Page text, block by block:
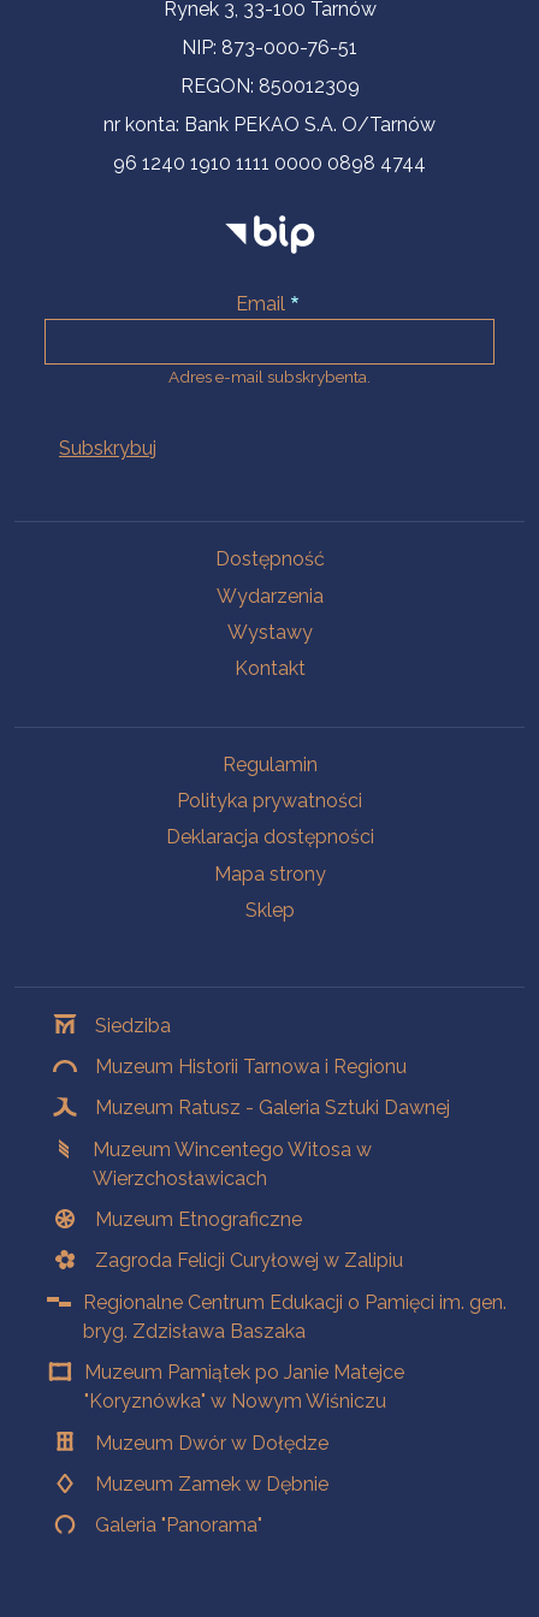
Rynek 3, 33-100 Tarnów
NIP: 873-000-76-51
REGON: 850012309
nr konta: Bank PEKAO S.A. O/Tarnów
96 1240 1910 1111 0000 0898 4744
Email
Adres e-mail subskrybenta.
Dostępność
Wydarzenia
Wystawy
Kontakt
Regulamin
Polityka prywatności
Deklaracja dostępności
Mapa strony
Sklep
Siedziba
Muzeum Historii Tarnowa i Regionu
Muzeum Ratusz - Galeria Sztuki Dawnej
Muzeum Wincentego Witosa w
Wierzchosławicach
Muzeum Etnograficzne
Zagroda Felicji Curyłowej w Zalipiu
Regionalne Centrum Edukacji o Pamięci im. gen.
bryg. Zdzisława Baszaka
Muzeum Pamiątek po Janie Matejce
"Koryznówka" w Nowym Wiśniczu
Muzeum Dwór w Dołędze
Muzeum Zamek w Dębnie
Galeria "Panorama"